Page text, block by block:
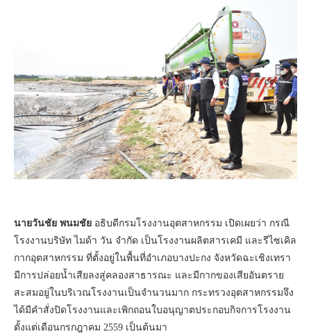
นายวันชัย พนมชัย อธิบดีกรมโรงงานอุตสาหกรรม เปิดเผยว่า กรณี
โรงงานบริษัท ไมด้า วัน จำกัด เป็นโรงงานผลิตสารเคมี และรีไซเคิล
กากอุตสาหกรรม ที่ตั้งอยู่ในพื้นที่อำเภอบางปะกง จังหวัดฉะเชิงเทรา
มีการปล่อยน้ำเสียลงสู่คลองสาธารณะ และมีกากของเสียอันตราย
สะสมอยู่ในบริเวณโรงงานเป็นจำนวนมาก กระทรวงอุตสาหกรรมจึง
ได้มีคำสั่งปิดโรงงานและเพิกถอนใบอนุญาตประกอบกิจการโรงงาน
ตั้งแต่เดือนกรกฎาคม 2559 เป็นต้นมา